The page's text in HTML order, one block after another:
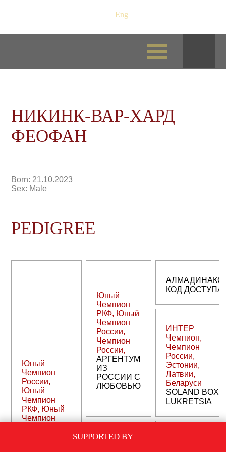
Eng
НИКИНК-ВАР-ХАРД
ФЕОФАН
Born: 21.10.2023
Sex: Male
PEDIGREE
Юный
Чемпион
России,
Юный
Чемпион
РКФ, Юный
Чемпион
Юный
Чемпион
РКФ, Юный
Чемпион
России,
Чемпион
России,
АРГЕНТУМ
ИЗ
РОССИИ С
ЛЮБОВЬЮ
АЛМАДИНАКС
КОД ДОСТУПА
ИНТЕР
Чемпион,
Чемпион
России,
Эстонии,
Латвии,
Беларуси
SOLAND BOX
LUKRETSIA
SUPPORTED BY